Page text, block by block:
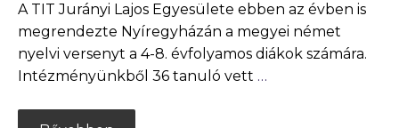
A TIT Jurányi Lajos Egyesülete ebben az évben is
megrendezte Nyíregyházán a megyei német
nyelvi versenyt a 4-8. évfolyamos diákok számára.
Intézményünkből 36 tanuló vett …